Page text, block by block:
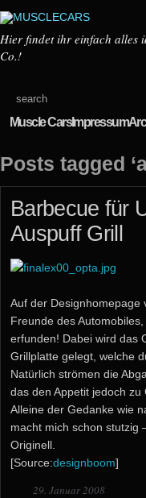
Hier findet ihr einfach alles
Co.!
Muscle CarsImpressum
Posts tagged
Barbecue für
Auspuff Grill
Auf der Designhomepage
Freunde des
erfunden! Dabei wird das
Grillplatte gelegt, welche
Natürlich strömen die
das den Appetit jedoch zu
Alleine der Gedanke wie
macht mich schon stutzig
Originell.
[Source:designboom]
29. Januar 2008